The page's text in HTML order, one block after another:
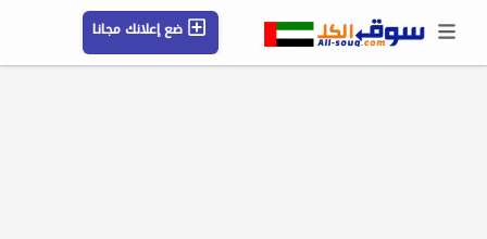
ضع إعلانك مجانا
حسابي / تسجيل